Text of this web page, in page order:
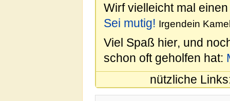
Wirf vielleicht mal
Sei mutig! Irgendein
Viel Spaß hier, und
schon oft geholfen hat:
nützliche